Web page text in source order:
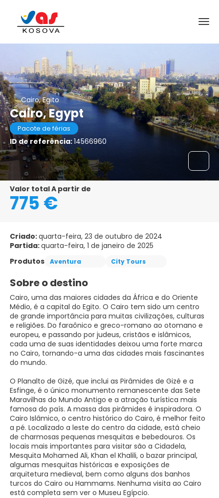
Cairo, Egito
Cairo, Egypt
Pacote de férias
ID de referência:14566960
Valor total A partir de
775 €
Criado:quarta-feira, 23 de outubro de 2024
Partida:quarta-feira, 1 de janeiro de 2025
Produtos
Aventura City Tours
Sobre o destino
Cairo, uma das maiores cidades da África e do Oriente
Médio, é a capital do Egito. O Cairo tem sido um centro
de grande importância para muitas civilizações, culturas
e religiões. Do faraônico e greco-romano ao otomano e
europeu, e passando por judeus, cristãos e islâmicos,
cada uma de suas identidades deixou uma forte marca
no Cairo, tornando-a uma das cidades mais fascinantes
do mundo.
O Planalto de Gizé, que inclui as Pirâmides de Gizé e a
Esfinge, é o único monumento remanescente das Sete
Maravilhas do Mundo Antigo e a atração turística mais
famosa do país. A massa das pirâmides é inspiradora. O
Cairo Islâmico, o centro histórico do Cairo, é melhor feito
a pé. Localizado a leste do centro da cidade, está cheio
de charmosas pequenas mesquitas e bebedouros. Os
locais mais importantes para visitar são a Cidadela,
Mesquita Mohamed Ali, Khan el Khalili, o bazar principal,
algumas mesquitas históricas e exposições de
arquitetura medieval, bem como alguns dos banhos
turcos do Cairo ou Hammams. Nenhuma visita ao Cairo
está completa sem ver o Museu Egípcio.